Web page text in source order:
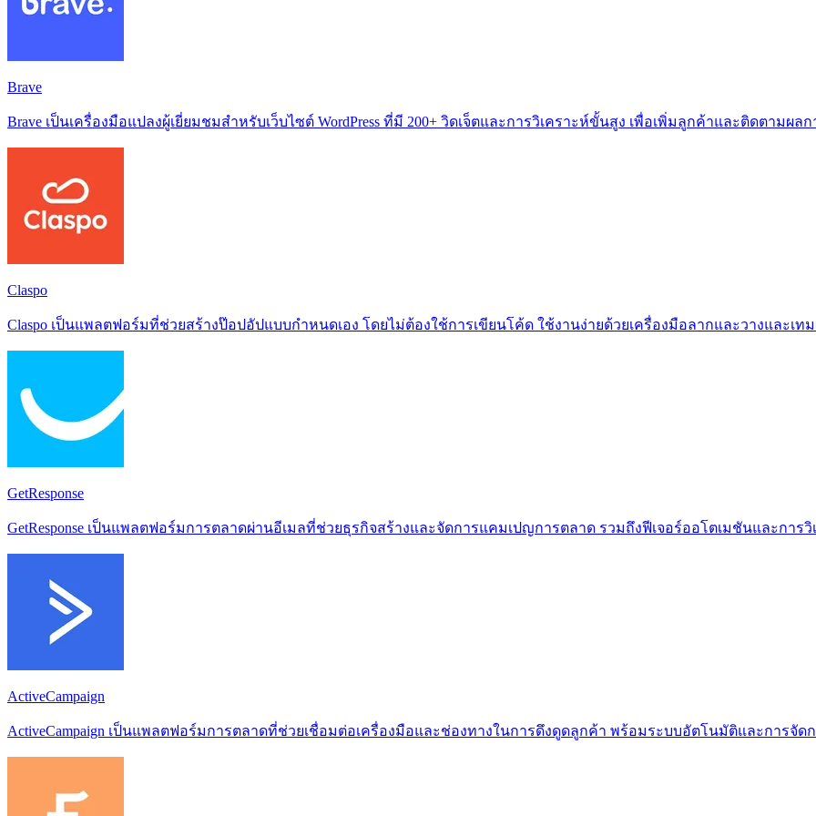
Brave
Brave เป็นเครื่องมือแปลงผู้เยี่ยมชมสำหรับเว็บไซต์ WordPress ที่มี 200+ วิดเจ็ตและการวิเคราะห์ขั้นสูง เพื่อเพิ่มลูกค้าและติดตามผล
Claspo
Claspo เป็นแพลตฟอร์มที่ช่วยสร้างป๊อปอัปแบบกำหนดเอง โดยไม่ต้องใช้การเขียนโค้ด ใช้งานง่ายด้วยเครื่องมือลากและวางและเท
GetResponse
GetResponse เป็นแพลตฟอร์มการตลาดผ่านอีเมลที่ช่วยธุรกิจสร้างและจัดการแคมเปญการตลาด รวมถึงฟีเจอร์ออโตเมชันและการ
ActiveCampaign
ActiveCampaign เป็นแพลตฟอร์มการตลาดที่ช่วยเชื่อมต่อเครื่องมือและช่องทางในการดึงดูดลูกค้า พร้อมระบบอัตโนมัติและการจั